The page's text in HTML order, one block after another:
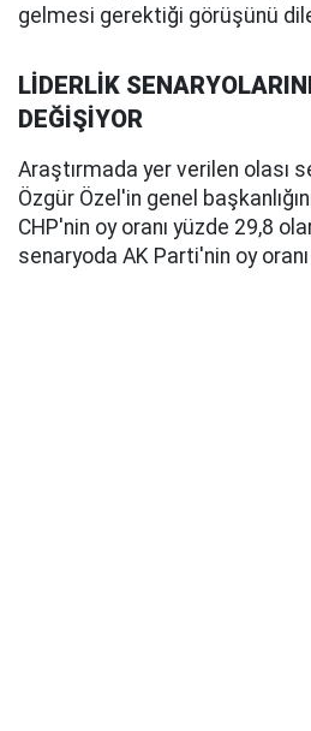
gelmesi gerektiği görüşünü
LİDERLİK
DEĞİŞİYOR
Araştırmada yer verilen olası
Özgür Özel'in genel
CHP'nin oy oranı yüzde 29,8
senaryoda AK Parti'nin oy